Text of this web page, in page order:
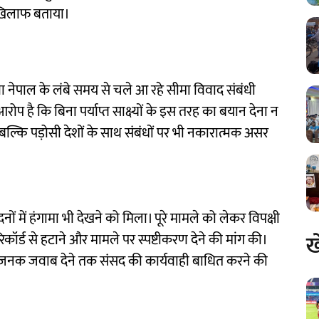
बताया।
नेपाल के लंबे समय से चले आ रहे सीमा विवाद संबंधी
कि बिना पर्याप्त साक्ष्यों के इस तरह का बयान देना न
पड़ोसी देशों के साथ संबंधों पर भी नकारात्मक असर
में हंगामा भी देखने को मिला। पूरे मामले को लेकर विपक्षी
से हटाने और मामले पर स्पष्टीकरण देने की मांग की।
जवाब देने तक संसद की कार्यवाही बाधित करने की